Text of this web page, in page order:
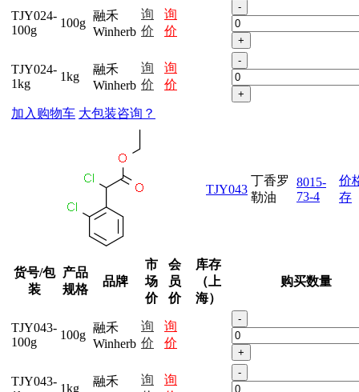
TJY024-
100g
100g
融禾
Winherb
询
价
询
价
-
+
TJY024-
1kg
1kg
融禾
Winherb
询
价
询
价
-
+
加入购物车 大包装咨询？
TJY043
丁香罗
勒油
8015-
73-4
价
存
货号/包
装
产品
规格
品牌
市
场
价
会
员
价
库存
（上
海）
购买数量
TJY043-
100g
100g
融禾
Winherb
询
价
询
价
-
+
TJY043-
1kg
融禾
询
询
-